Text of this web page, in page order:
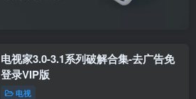
电视家3.0-3.1系列破解合集-去广告免
登录VIP版
电视